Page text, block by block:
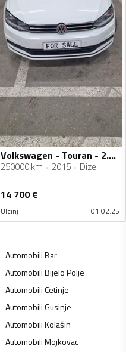
Volkswagen - Touran - 2.0 tdi
250000 km 2015 Dizel
14 700€
Ulcinj 01.02.25
AutomobiliBar
AutomobiliBijelo Polje
AutomobiliCetinje
AutomobiliGusinje
AutomobiliKolašin
AutomobiliMojkovac